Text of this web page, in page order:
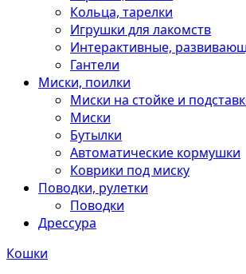
Кольца, тарелки
Игрушки для лакомств
Интерактивные,
Гантели
Миски, поилки
Миски на стойке и
Миски
Бутылки
Автоматические кормушки
Коврики под миску
Поводки, рулетки
Поводки
Дрессура
Кошки